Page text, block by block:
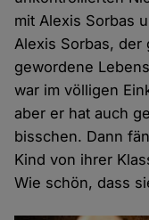
mit Alexis Sorbas
Alexis Sorbas, der
gewordene
war im völligen
aber er hat auch
bisschen. Dann
Kind von ihrer
Wie schön, dass